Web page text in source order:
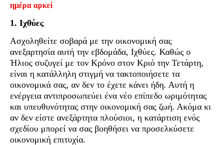
ημέρα αρκεί
1. Ιχθύες
Ασχοληθείτε σοβαρά με την οικονομική σας
ανεξαρτησία αυτή την εβδομάδα, Ιχθύες. Καθώς ο
Ήλιος συζυγεί με τον Κρόνο στον Κριό την Τετάρτη,
είναι η κατάλληλη στιγμή να τακτοποιήσετε τα
οικονομικά σας, αν δεν το έχετε κάνει ήδη. Αυτή η
ενέργεια αντιπροσωπεύει ένα νέο επίπεδο ωριμότητας
και υπευθυνότητας στην οικονομική σας ζωή. Ακόμα κι
αν δεν είστε ανεξάρτητα πλούσιοι, η κατάρτιση ενός
σχεδίου μπορεί να σας βοηθήσει να προσελκύσετε
οικονομική επιτυχία.